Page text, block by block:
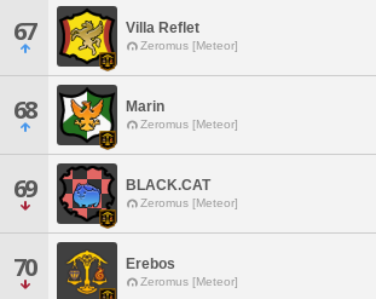
67 Villa Reflet
Zeromus [Meteor]
68 Marin
Zeromus [Meteor]
69 BLACK.CAT
Zeromus [Meteor]
70 Erebos
Zeromus [Meteor]